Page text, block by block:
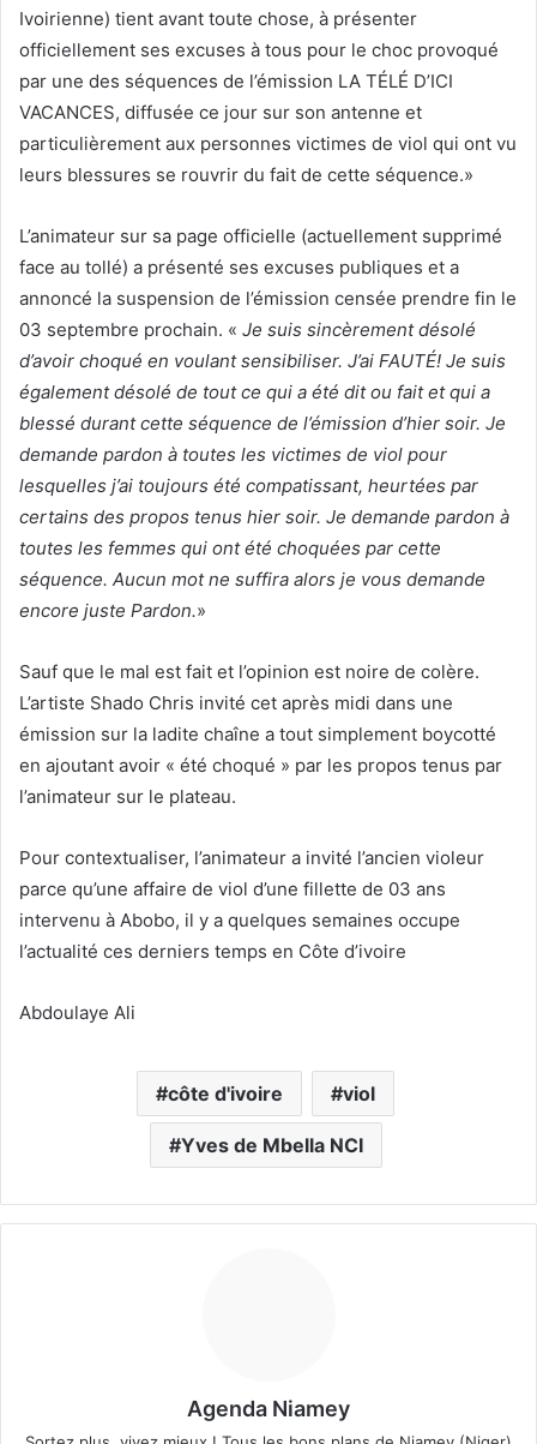
Ivoirienne) tient avant toute chose, à présenter
officiellement ses excuses à tous pour le choc provoqué
par une des séquences de l’émission LA TÉLÉ D’ICI
VACANCES, diffusée ce jour sur son antenne et
particulièrement aux personnes victimes de viol qui ont vu
leurs blessures se rouvrir du fait de cette séquence.»
L’animateur sur sa page officielle (actuellement supprimé
face au tollé) a présenté ses excuses publiques et a
annoncé la suspension de l’émission censée prendre fin le
03 septembre prochain. « Je suis sincèrement désolé
d’avoir choqué en voulant sensibiliser. J’ai FAUTÉ! Je suis
également désolé de tout ce qui a été dit ou fait et qui a
blessé durant cette séquence de l’émission d’hier soir. Je
demande pardon à toutes les victimes de viol pour
lesquelles j’ai toujours été compatissant, heurtées par
certains des propos tenus hier soir. Je demande pardon à
toutes les femmes qui ont été choquées par cette
séquence. Aucun mot ne suffira alors je vous demande
encore juste Pardon.»
Sauf que le mal est fait et l’opinion est noire de colère.
L’artiste Shado Chris invité cet après midi dans une
émission sur la ladite chaîne a tout simplement boycotté
en ajoutant avoir « été choqué » par les propos tenus par
l’animateur sur le plateau.
Pour contextualiser, l’animateur a invité l’ancien violeur
parce qu’une affaire de viol d’une fillette de 03 ans
intervenu à Abobo, il y a quelques semaines occupe
l’actualité ces derniers temps en Côte d’ivoire
Abdoulaye Ali
côte d'ivoire viol
Yves de Mbella NCI
Agenda Niamey